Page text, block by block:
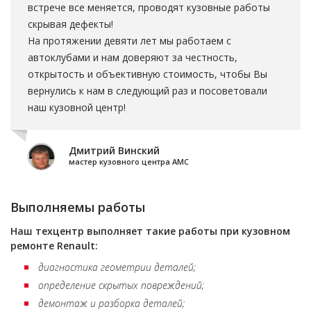
встрече все меняется, проводят кузовные работы
скрывая дефекты!
На протяжении девяти лет мы работаем с
автоклубами и нам доверяют за честность,
открытость и объективную стоимость, чтобы Вы
вернулись к нам в следующий раз и посоветовали
наш кузовной центр!
Дмитрий Винский
мастер кузовного центра АМС
Выполняемы работы
Наш техцентр выполняет такие работы при кузовном
ремонте Renault:
диагностика геометрии деталей;
определение скрытых повреждений;
демонтаж и разборка деталей;